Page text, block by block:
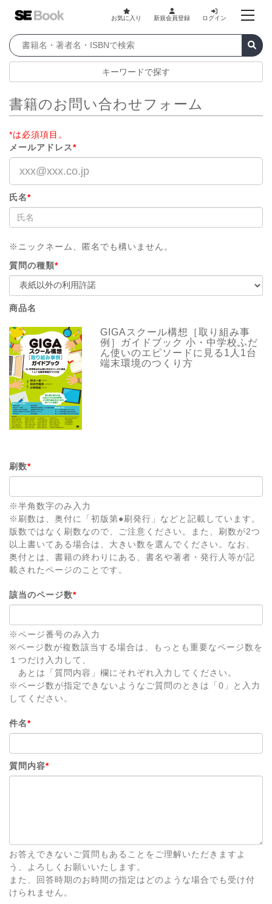
お気に入り 新規会員登録 ログイン
キーワードで探す
書籍のお問い合わせフォーム
*は必須項目。
メールアドレス*
氏名*
※ニックネーム、匿名でも構いません。
質問の種類*
商品名
GIGAスクール構想［取り組み事
例］ガイドブック 小・中学校ふだ
ん使いのエピソードに見る1人1台
端末環境のつくり方
刷数*
※半角数字のみ入力
※刷数は、奥付に「初版第●刷発行」などと記載しています。
版数ではなく刷数なので、ご注意ください。また、刷数が2つ
以上書いてある場合は、大きい数を選んでください。なお、
奥付とは、書籍の終わりにある、書名や著者・発行人等が記
載されたページのことです。
該当のページ数*
※ページ番号のみ入力
※ページ数が複数該当する場合は、もっとも重要なページ数を
１つだけ入力して、
あとは「質問内容」欄にそれぞれ入力してください。
※ページ数が指定できないようなご質問のときは「0」と入力
してください。
件名*
質問内容*
お答えできないご質問もあることをご理解いただきますよ
う、よろしくお願いいたします。
また、回答時期のお時間の指定はどのような場合でも受け付
けられません。